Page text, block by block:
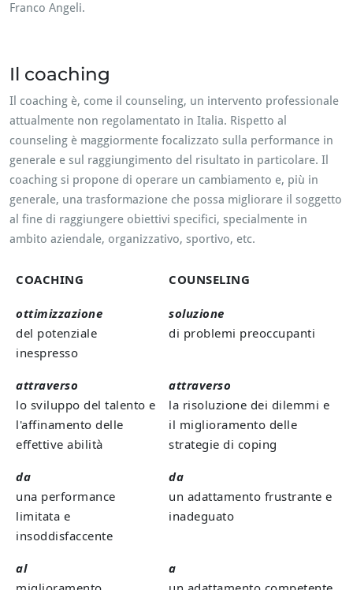
Franco Angeli.
Il coaching
Il coaching è, come il counseling, un intervento professionale
attualmente non regolamentato in Italia. Rispetto al
counseling è maggiormente focalizzato sulla performance in
generale e sul raggiungimento del risultato in particolare. Il
coaching si propone di operare un cambiamento e, più in
generale, una trasformazione che possa migliorare il soggetto
al fine di raggiungere obiettivi specifici, specialmente in
ambito aziendale, organizzativo, sportivo, etc.
COACHING COUNSELING
ottimizzazione
del potenziale
inespresso
soluzione
di problemi preoccupanti
attraverso
lo sviluppo del talento e
l'affinamento delle
effettive abilità
attraverso
la risoluzione dei dilemmi e
il miglioramento delle
strategie di coping
da
una performance
limitata e
insoddisfaccente
da
un adattamento frustrante e
inadeguato
al
a